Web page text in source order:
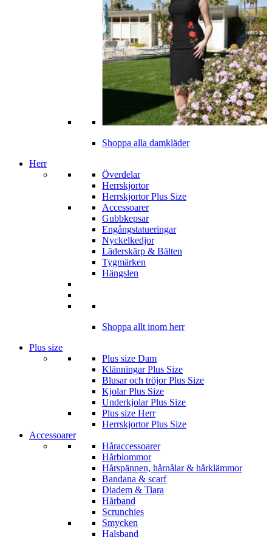
Shoppa alla damkläder
Herr
Överdelar
Herrskjortor
Herrskjortor Plus Size
Accessoarer
Gubbkepsar
Engångstatueringar
Nyckelkedjor
Läderskärp & Bälten
Tygmärken
Hängslen
Shoppa allt inom herr
Plus size
Plus size Dam
Klänningar Plus Size
Blusar och tröjor Plus Size
Kjolar Plus Size
Underkjolar Plus Size
Plus size Herr
Herrskjortor Plus Size
Accessoarer
Håraccessoarer
Hårblommor
Hårspännen, hårnålar & hårklämmor
Bandana & scarf
Diadem & Tiara
Hårband
Scrunchies
Smycken
Halsband